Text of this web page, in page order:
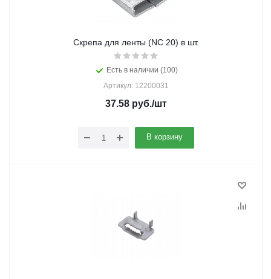
Скрепа для ленты (NC 20) в шт.
Есть в наличии (100)
Артикул: 12200031
37.58 руб./шт
В корзину